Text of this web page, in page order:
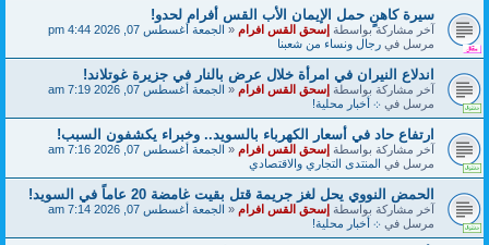
سيرة كاهنٍ حمل الإيمان الأب القس أفرام لحدو!
آخر مشاركة بواسطةإسحق القس افرام«الجمعة أغسطس 07, 2026 4:44 pm
مرسل فيرجال ونساء من شعبنا
اندلاع النيران في امرأة خلال عرض بالنار في جزيرة غوتلاند!
آخر مشاركة بواسطةإسحق القس افرام«الجمعة أغسطس 07, 2026 7:19 am
مرسل في܀ أخبار محلية!
ارتفاع حاد في أسعار الكهرباء بالسويد.. وخبراء يكشفون السبب!
آخر مشاركة بواسطةإسحق القس افرام«الجمعة أغسطس 07, 2026 7:16 am
مرسل فيالمنتدى التجاري والاقتصادي
الحمض النووي يحل لغز جريمة قتل بقيت غامضة 20 عاماً في السويد!
آخر مشاركة بواسطةإسحق القس افرام«الجمعة أغسطس 07, 2026 7:14 am
مرسل في܀ أخبار محلية!